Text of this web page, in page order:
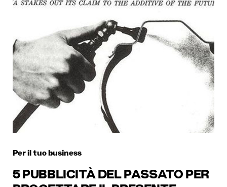
Per il tuo business
5 PUBBLICITÀ DEL PASSATO PER